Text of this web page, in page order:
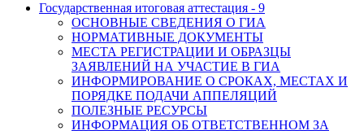
Государственная итоговая аттестация - 9
ОСНОВНЫЕ СВЕДЕНИЯ О ГИА
НОРМАТИВНЫЕ ДОКУМЕНТЫ
МЕСТА РЕГИСТРАЦИИ И ОБРАЗЦЫ
ЗАЯВЛЕНИЙ НА УЧАСТИЕ В ГИА
ИНФОРМИРОВАНИЕ О СРОКАХ, МЕСТАХ И
ПОРЯДКЕ ПОДАЧИ АППЕЛЯЦИЙ
ПОЛЕЗНЫЕ РЕСУРСЫ
ИНФОРМАЦИЯ ОБ ОТВЕТСТВЕННОМ ЗА